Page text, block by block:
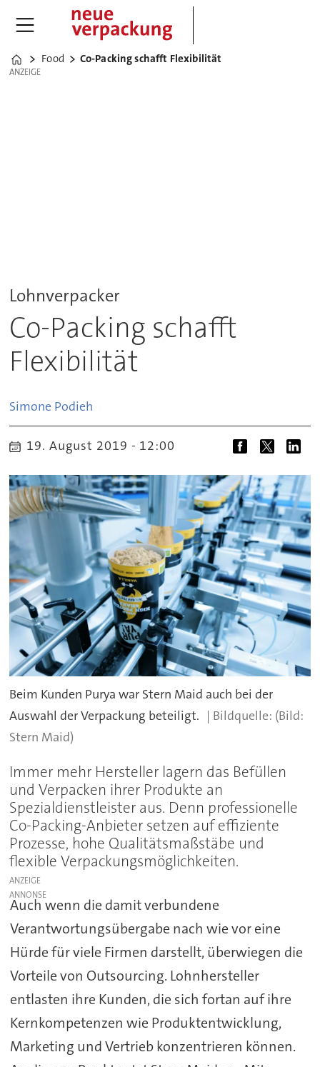
Home
Food Co-Packing schafft Flexibilität
ANZEIGE
ANZEIGE
Lohnverpacker
Co-Packing schafft
Flexibilität
Simone Podieh
19. August 2019 - 12:00
Beim Kunden Purya war Stern Maid auch bei der
Auswahl der Verpackung beteiligt.
(Bild:
Stern Maid)
Immer mehr Hersteller lagern das Befüllen
und Verpacken ihrer Produkte an
Spezialdienstleister aus. Denn professionelle
Co-Packing-Anbieter setzen auf effiziente
Prozesse, hohe Qualitätsmaßstäbe und
flexible Verpackungsmöglichkeiten.
ANZEIGE
Auch wenn die damit verbundene
Verantwortungsübergabe nach wie vor eine
Hürde für viele Firmen darstellt, überwiegen die
Vorteile von Outsourcing. Lohnhersteller
entlasten ihre Kunden, die sich fortan auf ihre
Kernkompetenzen wie Produktentwicklung,
Marketing und Vertrieb konzentrieren können.